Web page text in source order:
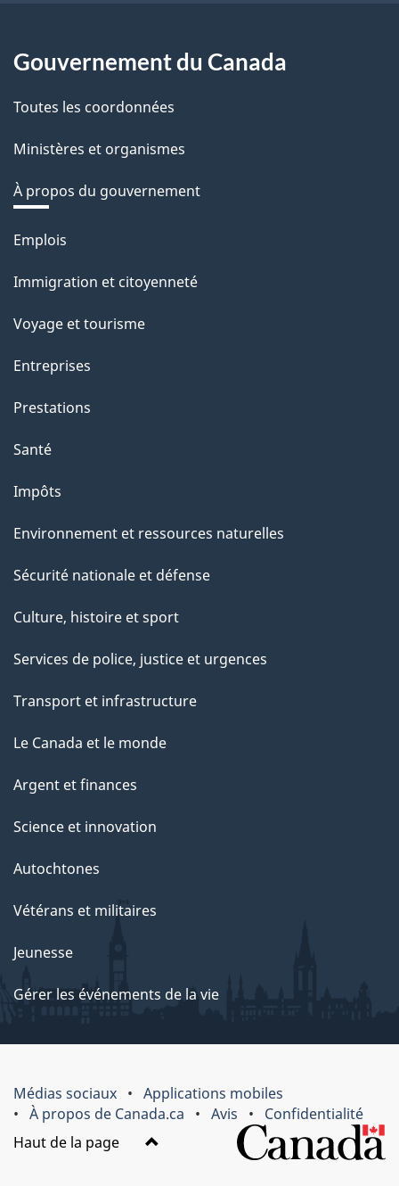
Gouvernement du Canada
Toutes les coordonnées
Ministères et organismes
À propos du gouvernement
Thèmes
sujets
Emplois
Immigration et citoyenneté
Voyage et tourisme
Entreprises
Prestations
Santé
Impôts
Environnement et ressources naturelles
Sécurité nationale et défense
Culture, histoire et sport
Services de police, justice et urgences
Transport et infrastructure
Le Canada et le monde
Argent et finances
Science et innovation
Autochtones
Vétérans et militaires
Jeunesse
Gérer les événements de la vie
Médias sociaux
Applications mobiles
À propos de Canada.ca
Avis
Confidentialité
Haut de la page